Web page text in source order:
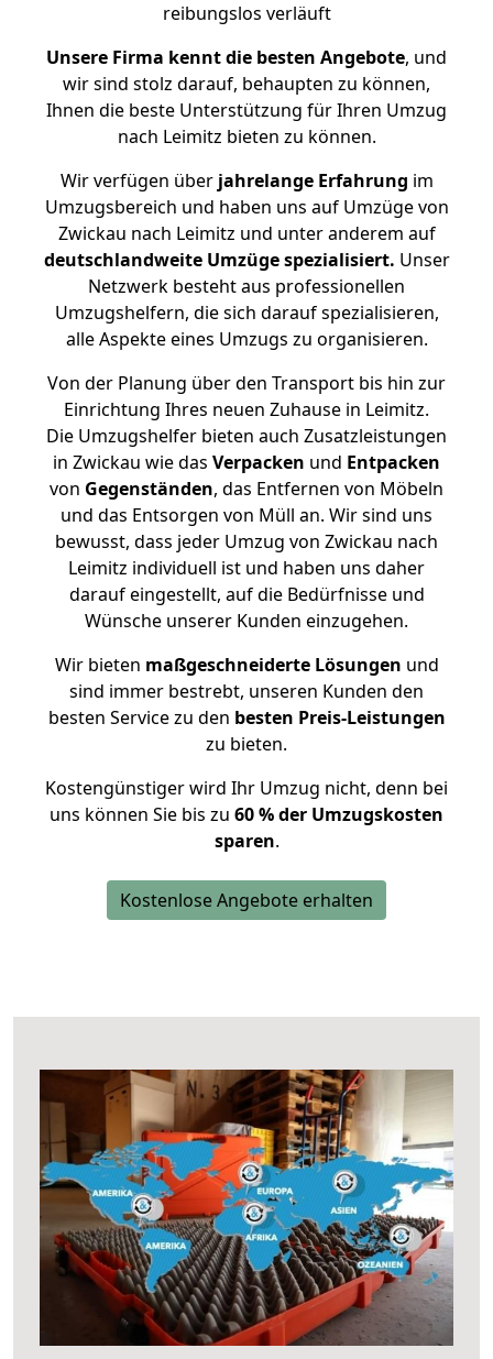
reibungslos verläuft
Unsere Firma kennt die besten Angebote, und
wir sind stolz darauf, behaupten zu können,
Ihnen die beste Unterstützung für Ihren Umzug
nach Leimitz bieten zu können.
Wir verfügen überjahrelange Erfahrung im
Umzugsbereich und haben uns auf Umzüge von
Zwickau nach Leimitz und unter anderem auf
deutschlandweite Umzüge spezialisiert. Unser
Netzwerk besteht aus professionellen
Umzugshelfern, die sich darauf spezialisieren,
alle Aspekte eines Umzugs zu organisieren.
Von der Planung über den Transport bis hin zur
Einrichtung Ihres neuen Zuhause in Leimitz.
Die Umzugshelfer bieten auch Zusatzleistungen
in Zwickau wie das Verpacken und Entpacken
von Gegenständen, das Entfernen von Möbeln
und das Entsorgen von Müll an. Wir sind uns
bewusst, dass jeder Umzug von Zwickau nach
Leimitz individuell ist und haben uns daher
darauf eingestellt, auf die Bedürfnisse und
Wünsche unserer Kunden einzugehen.
Wir bieten maßgeschneiderte Lösungen und
sind immer bestrebt, unseren Kunden den
besten Service zu den besten Preis-Leistungen
zu bieten.
Kostengünstiger wird Ihr Umzug nicht, denn bei
uns können Sie bis zu 60 % der Umzugskosten
sparen.
Kostenlose Angebote erhalten